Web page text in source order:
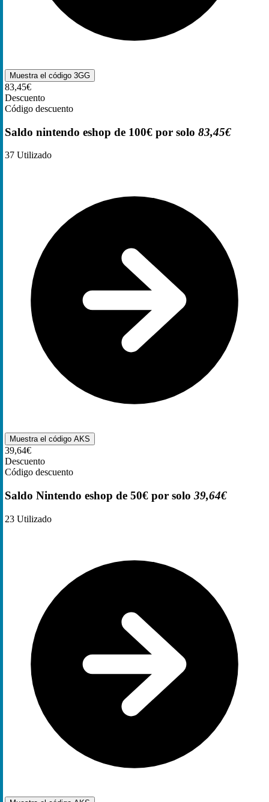
Muestra el código 3GG
83,45€
Descuento
Código descuento
Saldo nintendo eshop de 100€ por solo 83,45€
37 Utilizado
Muestra el código AKS
39,64€
Descuento
Código descuento
Saldo Nintendo eshop de 50€ por solo 39,64€
23 Utilizado